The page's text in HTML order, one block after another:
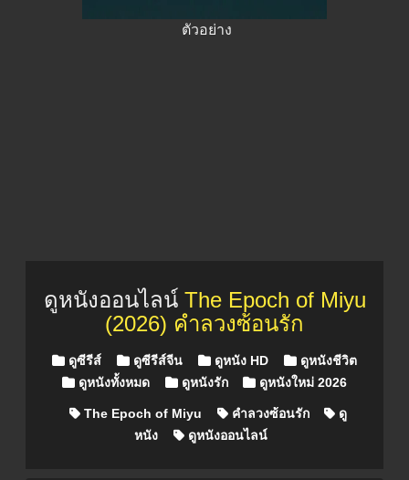
ตัวอย่าง
ดูหนังออนไลน์ The Epoch of Miyu
(2026) คำลวงซ้อนรัก
Posted in
ดูซีรีส์ ดูซีรีส์จีน ดูหนัง HD
ดูหนังชีวิต
ดูหนังทั้งหมด
ดูหนังรัก ดูหนังใหม่ 2026
The Epoch of Miyu คำลวงซ้อนรัก
ดู
หนัง
ดูหนังออนไลน์